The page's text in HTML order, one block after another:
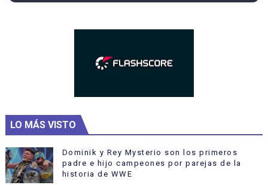
LO MÁS VISTO
Dominik y Rey Mysterio son los primeros
padre e hijo campeones por parejas de la
historia de WWE